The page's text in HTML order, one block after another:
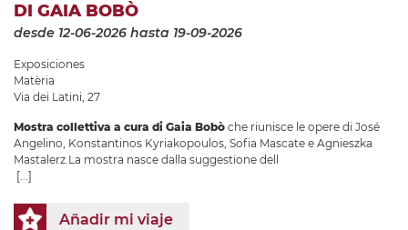
DI GAIA BOBÒ
desde 12-06-2026 hasta 19-09-2026
Exposiciones
Matèria
Via dei Latini, 27
Mostra collettiva a cura di Gaia Bobò che riunisce le opere di José
Angelino, Konstantinos Kyriakopoulos, Sofia Mascate e Agnieszka
Mastalerz.La mostra nasce dalla suggestione dell
[...]
Añadir mi viaje